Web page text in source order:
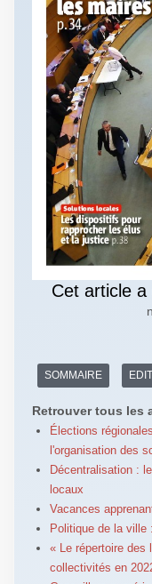
Cet article a
SOMMAIRE
Retrouver tous les
Élections
l'organisation des
Décentralisation :
locaux
Vacances
Politique de la ville
« Le répertoire des
collectivités en